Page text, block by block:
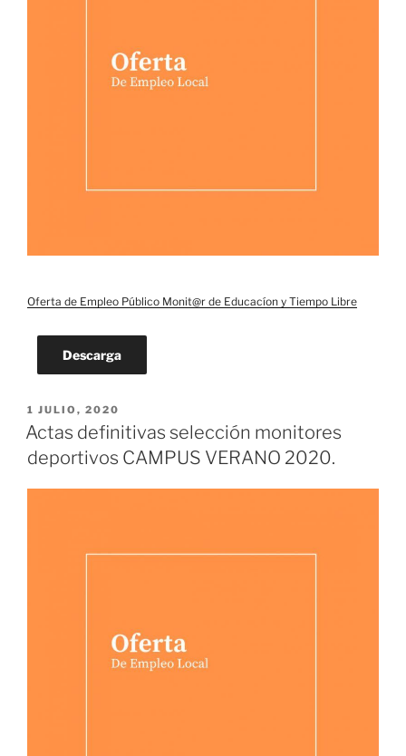
Oferta de Empleo Público Monit@r de Educacíon y Tiempo Libre
Descarga
PUBLICADO
EL
1 JULIO, 2020
Actas definitivas selección monitores
deportivos CAMPUS VERANO 2020.